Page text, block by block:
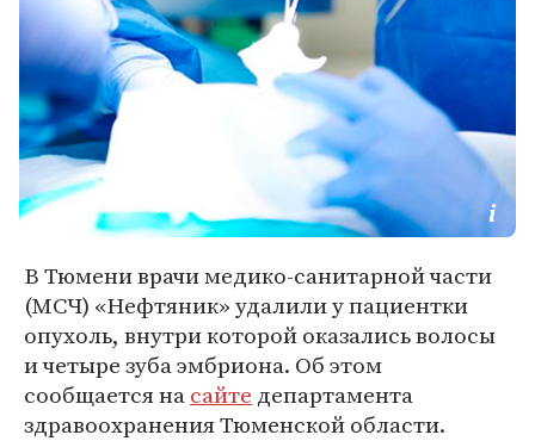
В Тюмени врачи медико-санитарной части
(МСЧ) «Нефтяник» удалили у пациентки
опухоль, внутри которой оказались волосы
и четыре зуба эмбриона. Об этом
сообщается насайте департамента
здравоохранения Тюменской области.